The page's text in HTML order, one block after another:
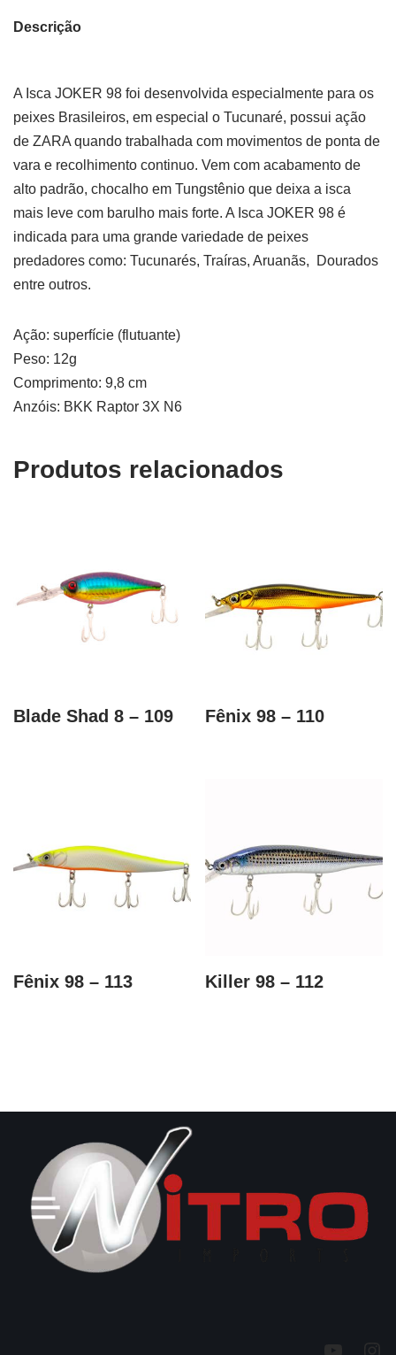
Descrição
A Isca JOKER 98 foi desenvolvida especialmente para os
peixes Brasileiros, em especial o Tucunaré, possui ação
de ZARA quando trabalhada com movimentos de ponta de
vara e recolhimento continuo. Vem com acabamento de
alto padrão, chocalho em Tungstênio que deixa a isca
mais leve com barulho mais forte. A Isca JOKER 98 é
indicada para uma grande variedade de peixes
predadores como: Tucunarés, Traíras, Aruanãs, Dourados
entre outros.
Ação: superfície (flutuante)
Peso: 12g
Comprimento: 9,8 cm
Anzóis: BKK Raptor 3X N6
Produtos relacionados
Blade Shad 8 – 109 Fênix 98 – 110
Fênix 98 – 113 Killer 98 – 112